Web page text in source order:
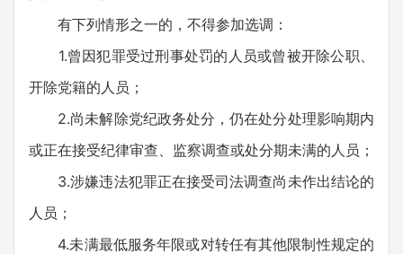
有下列情形之一的，不得参加选调：
1.曾因犯罪受过刑事处罚的人员或曾被开除公职、
开除党籍的人员；
2.尚未解除党纪政务处分，仍在处分处理影响期内
或正在接受纪律审查、监察调查或处分期未满的人员；
3.涉嫌违法犯罪正在接受司法调查尚未作出结论的
人员；
4.未满最低服务年限或对转任有其他限制性规定的